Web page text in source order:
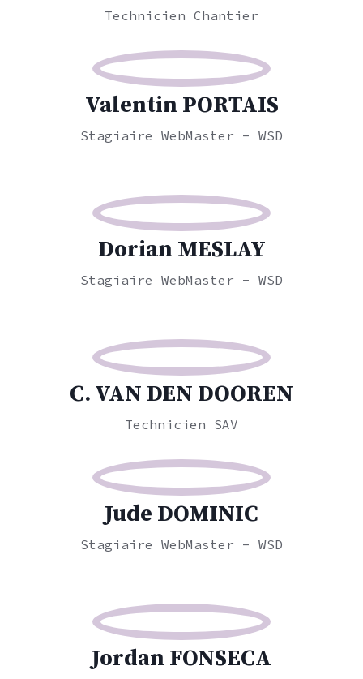
Technicien Chantier
Valentin PORTAIS
Stagiaire WebMaster - WSD
Dorian MESLAY
Stagiaire WebMaster - WSD
C. VAN DEN DOOREN
Technicien SAV
Jude DOMINIC
Stagiaire WebMaster - WSD
Jordan FONSECA